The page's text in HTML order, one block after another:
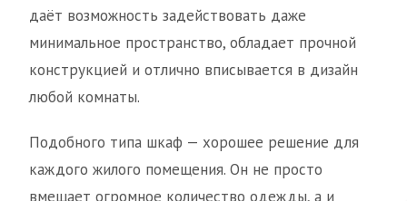
даёт возможность задействовать даже
минимальное пространство, обладает прочной
конструкцией и отлично вписывается в дизайн
любой комнаты.
Подобного типа шкаф — хорошее решение для
каждого жилого помещения. Он не просто
вмещает огромное количество одежды, а и